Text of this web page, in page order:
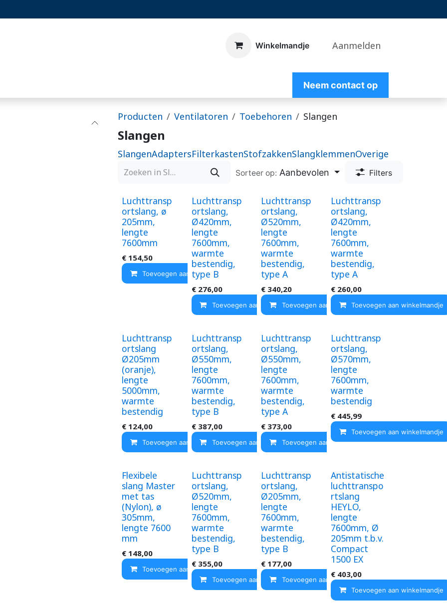
​Winkelmandje Aanmelden
Neem contact op
Producten Ventilatoren Toebehoren Slangen
Slangen
SlangenAdaptersFilterkastenStofzakkenSlangklemmenOverige
Sorteer op: Aanbevolen Filters
Luchttransp
ortslang, ø
205mm,
lengte
7600mm
€ 154,50
Toevoegen aan winkelmandje
Luchttransp
ortslang,
Ø420mm,
lengte
7600mm,
warmte
bestendig,
type B
€ 276,00
Toevoegen aan winkelmandje
Luchttransp
ortslang,
Ø520mm,
lengte
7600mm,
warmte
bestendig,
type A
€ 340,20
Toevoegen aan winkelmandje
Luchttransp
ortslang,
Ø420mm,
lengte
7600mm,
warmte
bestendig,
type A
€ 260,00
Toevoegen aan winkelmandje
Luchttransp
ortslang
Ø205mm
(oranje),
lengte
5000mm,
warmte
bestendig
€ 124,00
Toevoegen aan winkelmandje
Luchttransp
ortslang,
Ø550mm,
lengte
7600mm,
warmte
bestendig,
type B
€ 387,00
Toevoegen aan winkelmandje
Luchttransp
ortslang,
Ø550mm,
lengte
7600mm,
warmte
bestendig,
type A
€ 373,00
Toevoegen aan winkelmandje
Luchttransp
ortslang,
Ø570mm,
lengte
7600mm,
warmte
bestendig
€ 445,99
Toevoegen aan winkelmandje
Flexibele
slang Master
met tas
(Nylon), ø
305mm,
lengte 7600
mm
€ 148,00
Toevoegen aan winkelmandje
Luchttransp
ortslang,
Ø520mm,
lengte
7600mm,
warmte
bestendig,
type B
€ 355,00
Toevoegen aan winkelmandje
Luchttransp
ortslang,
Ø205mm,
lengte
7600mm,
warmte
bestendig,
type B
€ 177,00
Toevoegen aan winkelmandje
Antistatische
luchttranspo
rtslang
HEYLO,
lengte
7600mm, Ø
205mm t.b.v.
Compact
1500 EX
€ 403,00
Toevoegen aan winkelmandje